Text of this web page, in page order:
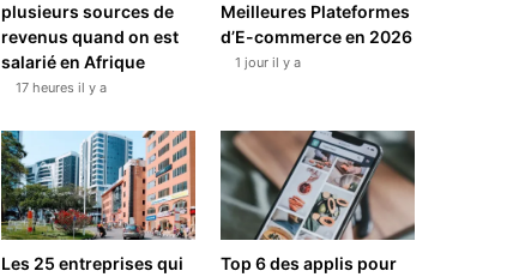
plusieurs sources de
revenus quand on est
salarié en Afrique
17 heures il y a
Meilleures Plateformes
d’E-commerce en 2026
1 jour il y a
Les 25 entreprises qui
Top 6 des applis pour